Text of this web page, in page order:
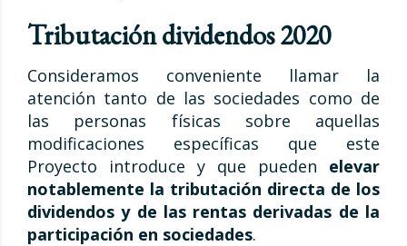
Tributación dividendos 2020
Consideramos conveniente llamar la
atención tanto de las sociedades como de
las personas físicas sobre aquellas
modificaciones específicas que este
Proyecto introduce y que pueden elevar
notablemente la tributación directa de los
dividendos y de las rentas derivadas de la
participación en sociedades.